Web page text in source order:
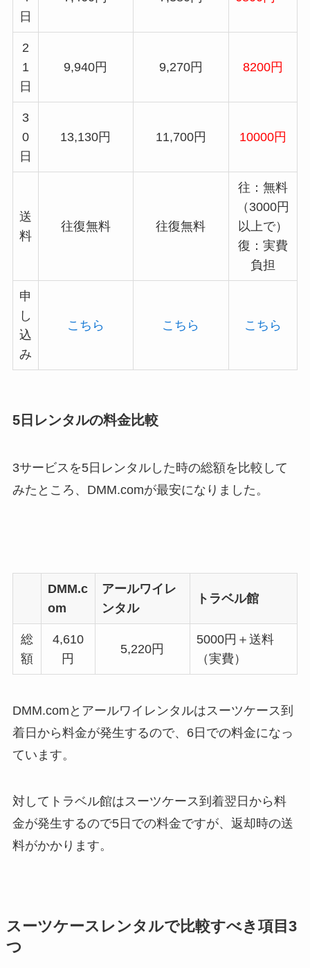
日
2
1
日
9,940円 9,270円 8200円
3
0
日
13,130円 11,700円 10000円
送
料
往復無料 往復無料
往：無料
（3000円
以上で）
復：実費
負担
申
し
込
み
こちら こちら こちら
5日レンタルの料金比較
3サービスを5日レンタルした時の総額を比較して
みたところ、DMM.comが最安になりました。
DMM.c
om
アールワイレ
ンタル
トラベル館
総
額
4,610
円
5,220円
5000円＋送料
（実費）
DMM.comとアールワイレンタルはスーツケース到
着日から料金が発生するので、6日での料金になっ
ています。
対してトラベル館はスーツケース到着翌日から料
金が発生するので5日での料金ですが、返却時の送
料がかかります。
スーツケースレンタルで比較すべき項目3
つ